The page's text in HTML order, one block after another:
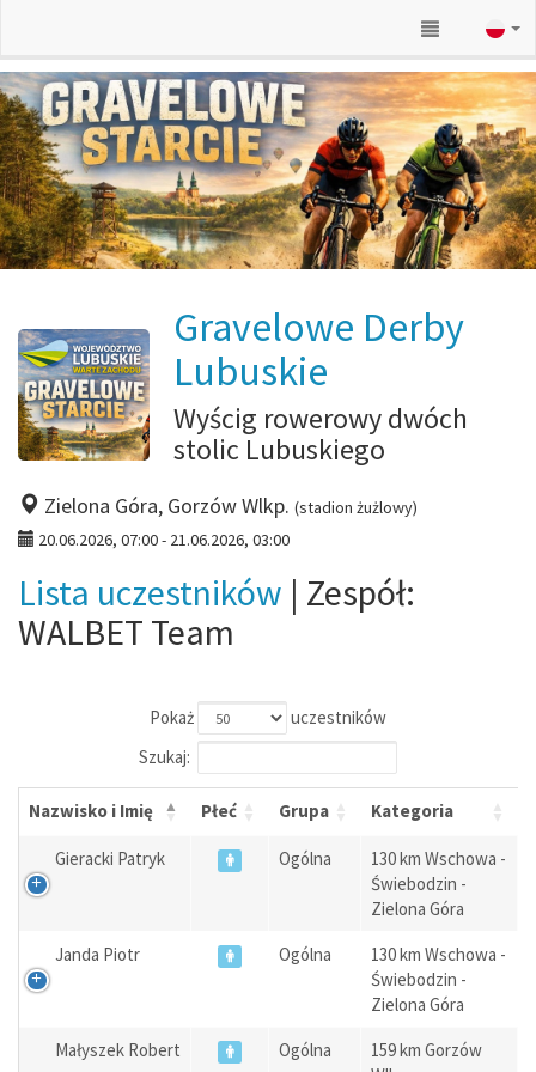
Gravelowe Derby
Lubuskie
Wyścig rowerowy dwóch
stolic Lubuskiego
Zielona Góra, Gorzów Wlkp. (stadion żużlowy)
20.06.2026, 07:00 - 21.06.2026, 03:00
Lista uczestników | Zespół:
WALBET Team
Pokaż
uczestników
Szukaj:
Nazwisko i Imię Płeć Grupa Kategoria
Gieracki Patryk Ogólna
130 km Wschowa -
Świebodzin -
Zielona Góra
Janda Piotr
Ogólna
130 km Wschowa -
Świebodzin -
Zielona Góra
Małyszek Robert
Ogólna
159 km Gorzów